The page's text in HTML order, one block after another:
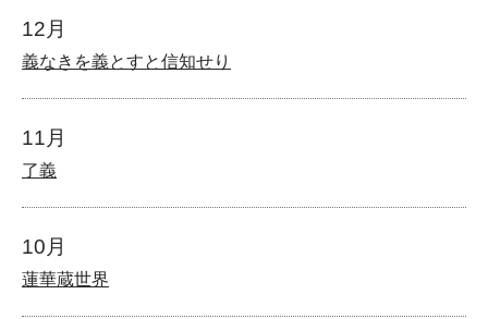
12月
義なきを義とすと信知せり
11月
了義
10月
蓮華蔵世界